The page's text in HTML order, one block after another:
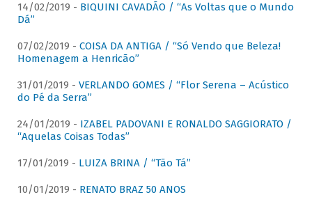
14/02/2019 - BIQUINI CAVADÃO / “As Voltas que o Mundo
Dá”
07/02/2019 - COISA DA ANTIGA / “Só Vendo que Beleza!
Homenagem a Henricão”
31/01/2019 - VERLANDO GOMES / “Flor Serena – Acústico
do Pé da Serra”
24/01/2019 - IZABEL PADOVANI E RONALDO SAGGIORATO /
“Aquelas Coisas Todas”
17/01/2019 - LUIZA BRINA / “Tão Tá”
10/01/2019 - RENATO BRAZ 50 ANOS